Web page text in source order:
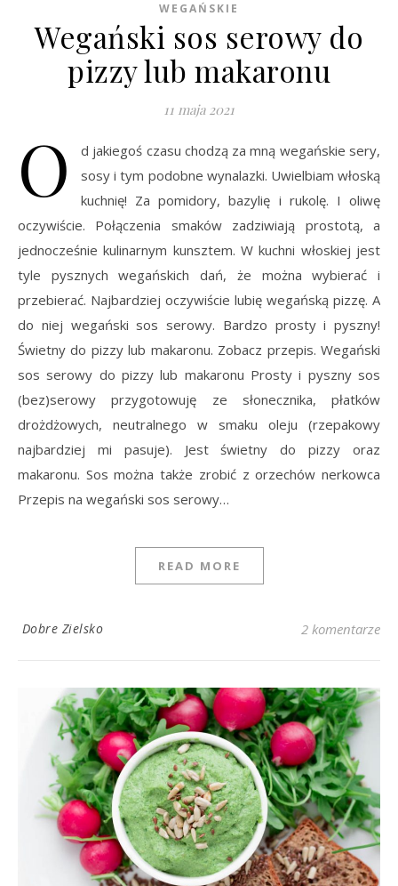
WEGAŃSKIE
Wegański sos serowy do
pizzy lub makaronu
11 maja 2021
O
d jakiegoś czasu chodzą za mną wegańskie sery,
sosy i tym podobne wynalazki. Uwielbiam włoską
kuchnię! Za pomidory, bazylię i rukolę. I oliwę
oczywiście. Połączenia smaków zadziwiają prostotą, a
jednocześnie kulinarnym kunsztem. W kuchni włoskiej jest
tyle pysznych wegańskich dań, że można wybierać i
przebierać. Najbardziej oczywiście lubię wegańską pizzę. A
do niej wegański sos serowy. Bardzo prosty i pyszny!
Świetny do pizzy lub makaronu. Zobacz przepis. Wegański
sos serowy do pizzy lub makaronu Prosty i pyszny sos
(bez)serowy przygotowuję ze słonecznika, płatków
drożdżowych, neutralnego w smaku oleju (rzepakowy
najbardziej mi pasuje). Jest świetny do pizzy oraz
makaronu. Sos można także zrobić z orzechów nerkowca
Przepis na wegański sos serowy…
READ MORE
Dobre Zielsko 2 komentarze